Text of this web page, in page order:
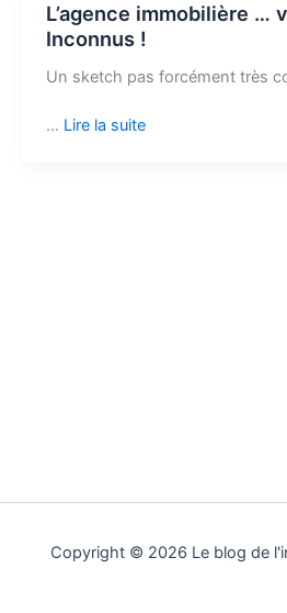
L’agence immobilière …
Inconnus !
Un sketch pas forcément très
… Lire la suite
Copyright © 2026 Le blog de